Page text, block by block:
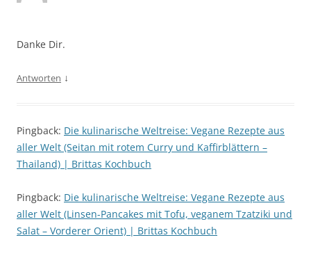
Danke Dir.
Antworten ↓
Pingback: Die kulinarische Weltreise: Vegane Rezepte aus
aller Welt (Seitan mit rotem Curry und Kaffirblättern –
Thailand) | Brittas Kochbuch
Pingback: Die kulinarische Weltreise: Vegane Rezepte aus
aller Welt (Linsen-Pancakes mit Tofu, veganem Tzatziki und
Salat – Vorderer Orient) | Brittas Kochbuch